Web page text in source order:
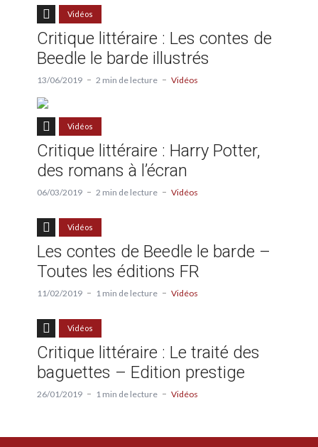
Vidéos
Critique littéraire : Les contes de
Beedle le barde illustrés
13/06/2019 2 min de lecture Vidéos
Vidéos
Critique littéraire : Harry Potter,
des romans à l’écran
06/03/2019 2 min de lecture Vidéos
Vidéos
Les contes de Beedle le barde –
Toutes les éditions FR
11/02/2019 1 min de lecture Vidéos
Vidéos
Critique littéraire : Le traité des
baguettes – Edition prestige
26/01/2019 1 min de lecture Vidéos